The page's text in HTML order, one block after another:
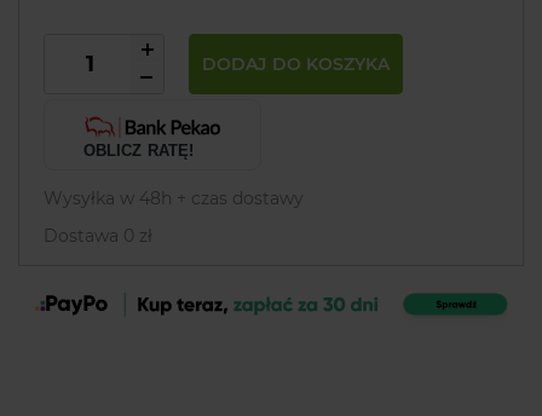
DODAJ DO KOSZYKA
OBLICZ RATĘ!
Wysyłka w 48h + czas dostawy
Dostawa 0 zł